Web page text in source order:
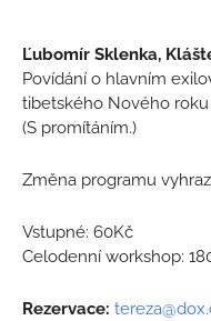
Ľubomír Sklenka,
Povídání o hlavním
tibetského Nového
(S promítáním.)
Změna programu
Vstupné: 60Kč
Celodenní workshop:
Rezervace: